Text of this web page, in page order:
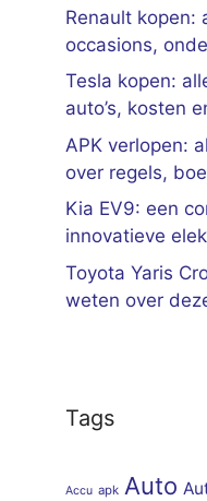
Renault kopen:
occasions,
Tesla kopen:
auto’s, kosten
APK verlopen:
over regels,
Kia EV9: een
innovatieve
Toyota Yaris
weten over
Tags
Accu apk Auto